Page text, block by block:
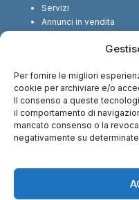
Per fornire le migliori
cookie per archiviare e/o
Il consenso a queste
il comportamento di
mancato consenso o la
negativamente su
Servizi
Annunci in vendita
SEGUICI SUI SOCIAL
CI